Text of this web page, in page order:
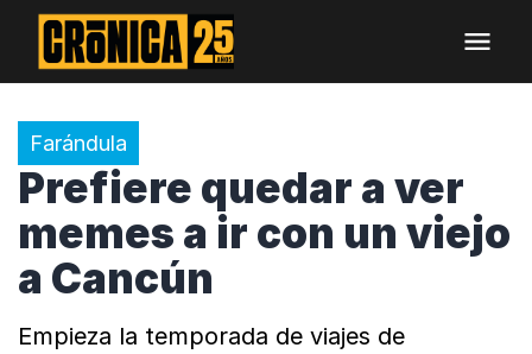
Farándula
Prefiere quedar a ver
memes a ir con un viejo
a Cancún
Empieza la temporada de viajes de